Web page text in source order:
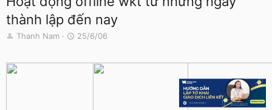
thành lập đến nay
T
e
Thanh Nam
N
25/6/06